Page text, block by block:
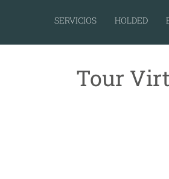
SERVICIOS HOLDED
Tour